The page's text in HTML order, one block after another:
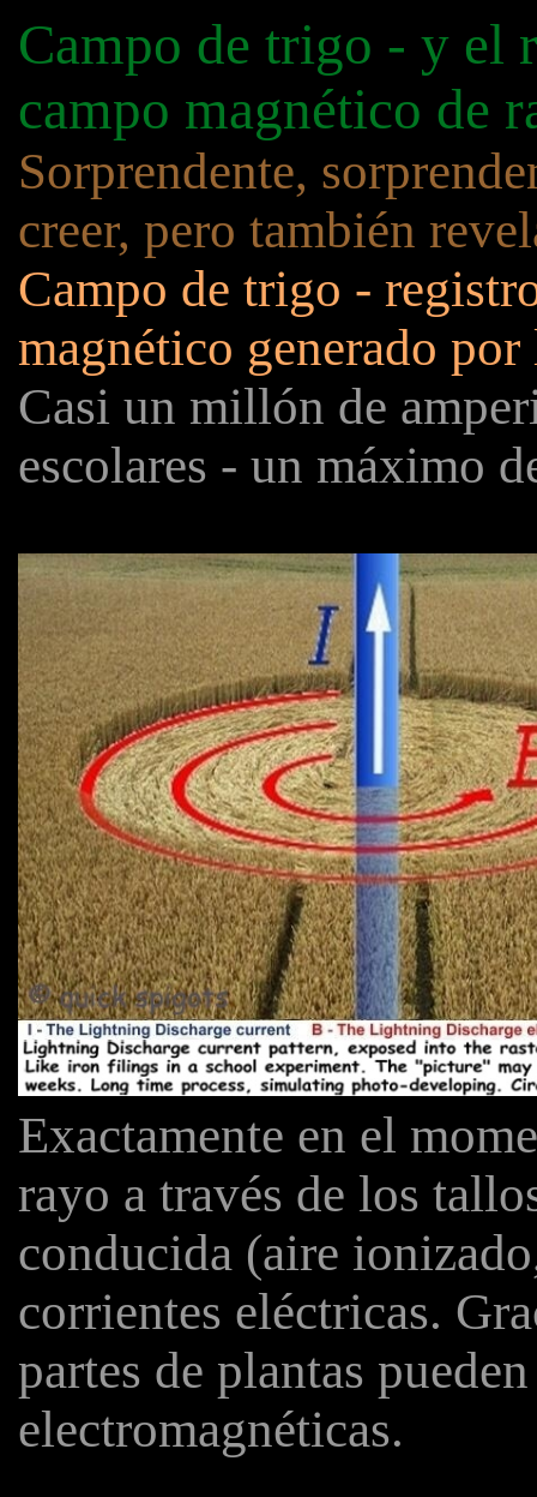
Campo de trigo - y el
campo magnético de
Sorprendente,
creer, pero también
Campo de trigo -
magnético generado
Casi un millón de
escolares - un máximo
Exactamente en el
rayo a través de los
conducida (aire
corrientes eléctricas.
partes de plantas
electromagnéticas.